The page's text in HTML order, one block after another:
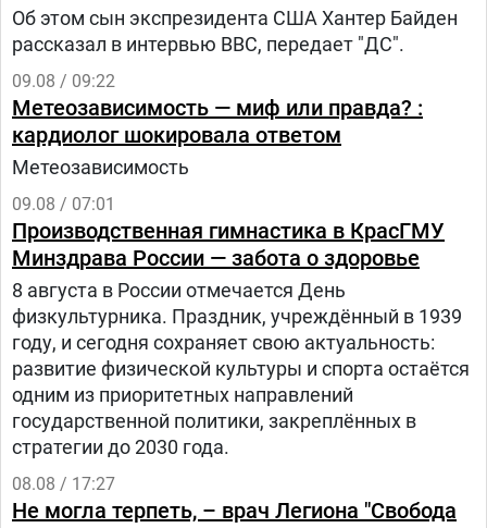
Об этом сын экспрезидента США Хантер Байден
рассказал в интервью BBC, передает "ДС".
09.08 / 09:22
Метеозависимость — миф или правда? :
кардиолог шокировала ответом
Метеозависимость
09.08 / 07:01
Производственная гимнастика в КрасГМУ
Минздрава России — забота о здоровье
8 августа в России отмечается День
физкультурника. Праздник, учреждённый в 1939
году, и сегодня сохраняет свою актуальность:
развитие физической культуры и спорта остаётся
одним из приоритетных направлений
государственной политики, закреплённых в
стратегии до 2030 года.
08.08 / 17:27
Не могла терпеть, – врач Легиона "Свобода